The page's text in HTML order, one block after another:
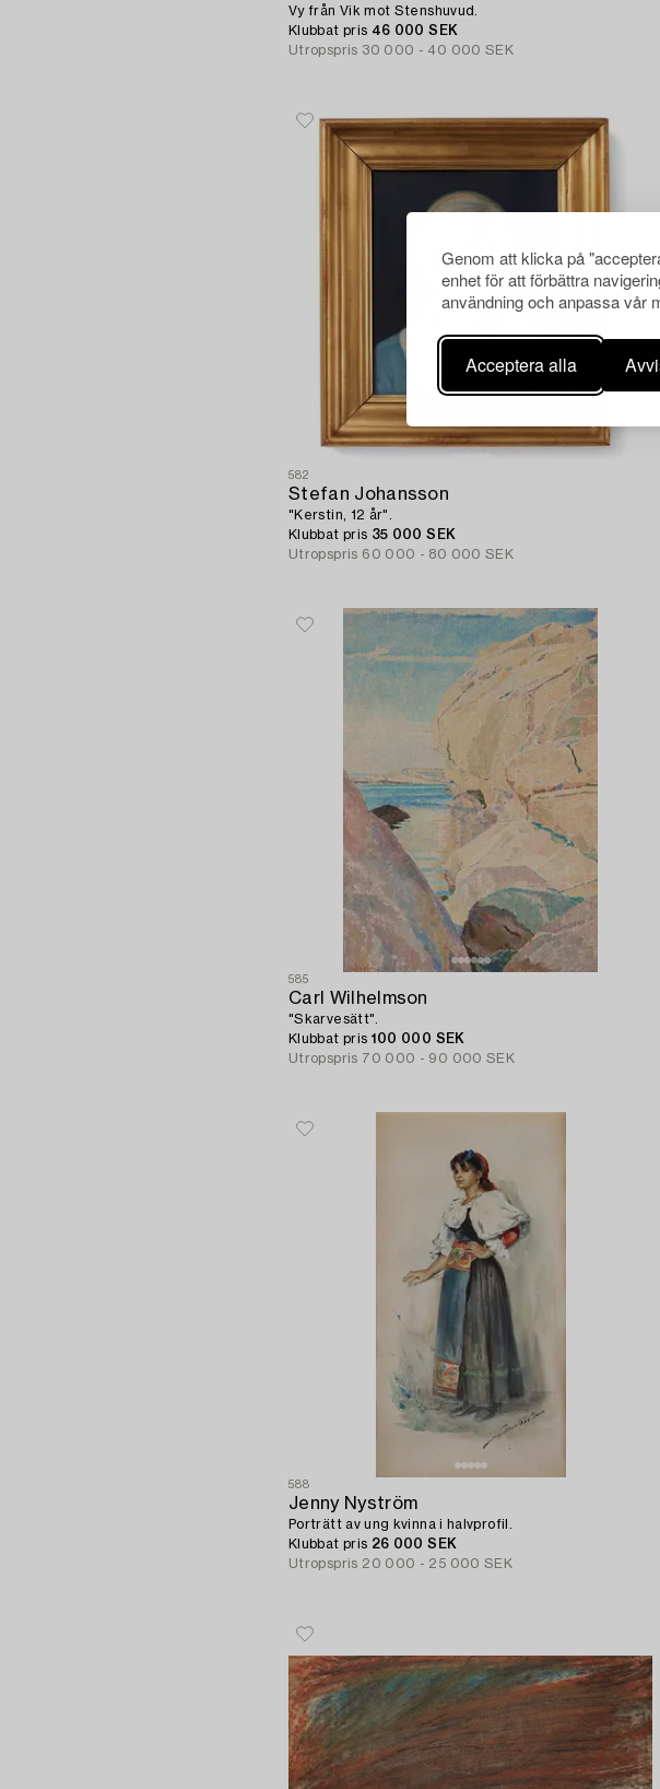
Genom att klicka på
enhet för att förbättra
användning och anpassa vår
Acceptera alla
Vy från Vik mot Stenshuvud.
Klubbat pris 46 000 SEK
Utropspris 30 000 - 40 000 SEK
582
Stefan Johansson
"Kerstin, 12 år".
Klubbat pris 35 000 SEK
Utropspris 60 000 - 80 000 SEK
585
Carl Wilhelmson
"Skarvesätt".
Klubbat pris 100 000 SEK
Utropspris 70 000 - 90 000 SEK
588
Jenny Nyström
Porträtt av ung kvinna i halvprofil.
Klubbat pris 26 000 SEK
Utropspris 20 000 - 25 000 SEK